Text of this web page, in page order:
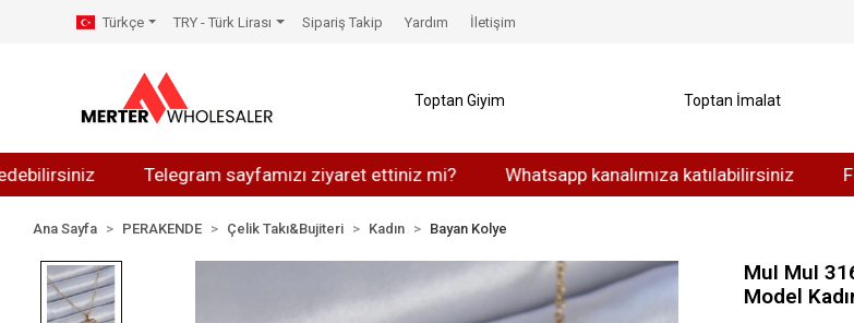
Telegram sayfamızı ziyaret ettiniz mi? Whatsapp kanalımıza katılabilirsiniz
Türkçe TRY - Türk Lirası Sipariş Takip Yardım İletişim
Toptan Giyim Toptan İmalat
Ana Sayfa PERAKENDE Çelik Takı&Bujiteri Kadın Bayan Kolye
MuI MuI
Model